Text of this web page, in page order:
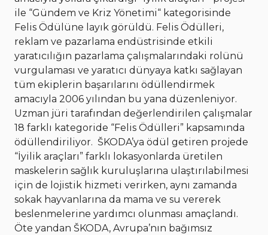
ile “Gündem ve Kriz Yönetimi“ kategorisinde
Felis Ödülüne layık görüldü. Felis Ödülleri,
reklam ve pazarlama endüstrisinde etkili
yaratıcılığın pazarlama çalışmalarındaki rolünü
vurgulaması ve yaratıcı dünyaya katkı sağlayan
tüm ekiplerin başarılarını ödüllendirmek
amacıyla 2006 yılından bu yana düzenleniyor.
Uzman jüri tarafından değerlendirilen çalışmalar
18 farklı kategoride “Felis Ödülleri” kapsamında
ödüllendiriliyor. ŠKODA’ya ödül getiren projede
“İyilik araçları” farklı lokasyonlarda üretilen
maskelerin sağlık kuruluşlarına ulaştırılabilmesi
için de lojistik hizmeti verirken, aynı zamanda
sokak hayvanlarına da mama ve su vererek
beslenmelerine yardımcı olunması amaçlandı.
Öte yandan ŠKODA, Avrupa’nın bağımsız